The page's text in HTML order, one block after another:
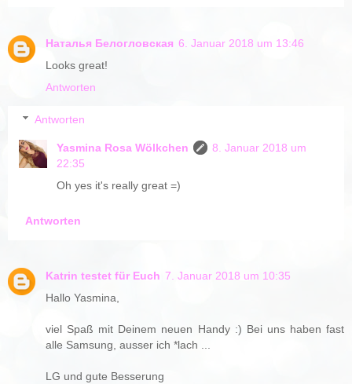
Наталья Белогловская 6. Januar 2018 um 13:46
Looks great!
Antworten
Antworten
Yasmina Rosa Wölkchen
8. Januar 2018 um
22:35
Oh yes it's really great =)
Antworten
Katrin testet für Euch 7. Januar 2018 um 10:35
Hallo Yasmina,
viel Spaß mit Deinem neuen Handy :) Bei uns haben fast
alle Samsung, ausser ich *lach ...
LG und gute Besserung